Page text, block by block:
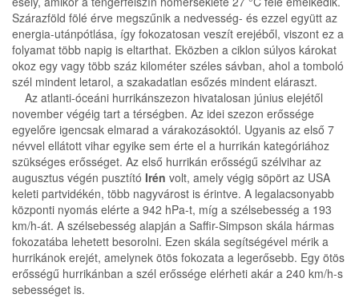
Szárazföld fölé érve megszűnik a nedvesség- és ezzel együtt az
energia-utánpótlása, így fokozatosan veszít erejéből, viszont ez a
folyamat több napig is eltarthat. Eközben a ciklon súlyos károkat
okoz egy vagy több száz kilométer széles sávban, ahol a tomboló
szél mindent letarol, a szakadatlan esőzés mindent eláraszt.
Az atlanti-óceáni hurrikánszezon hivatalosan június elejétől
november végéig tart a térségben. Az idei szezon erőssége
egyelőre igencsak elmarad a várakozásoktól. Ugyanis az első 7
névvel ellátott vihar egyike sem érte el a hurrikán kategóriához
szükséges erősséget. Az első hurrikán erősségű szélvihar az
augusztus végén pusztító Irén volt, amely végig söpört az USA
keleti partvidékén, több nagyvárost is érintve. A legalacsonyabb
központi nyomás elérte a 942 hPa-t, míg a szélsebesség a 193
km/h-át. A szélsebesség alapján a Saffir-Simpson skála hármas
fokozatába lehetett besorolni. Ezen skála segítségével mérik a
hurrikánok erejét, amelynek ötös fokozata a legerősebb. Egy ötös
erősségű hurrikánban a szél erőssége elérheti akár a 240 km/h-s
sebességet is.